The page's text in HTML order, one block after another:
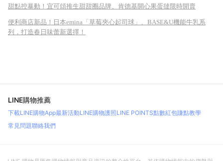
甜點控暴動！宜可頌推生甜甜圈品牌、肯德基開心果蛋撻限時開賣
便利商店新品！日本emina「草莓夾心起司球」、BASE&U機能牛乳系
列，打造春日味蕾新選擇！
LINE購物推薦
下載LINE購物App最新活動LINE購物護照LINE POINTS點數紅包賺點教學
常見問題聯絡我們